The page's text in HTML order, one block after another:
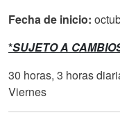
Fecha de inicio:
*SUJETO A
30 horas, 3 horas
Viernes